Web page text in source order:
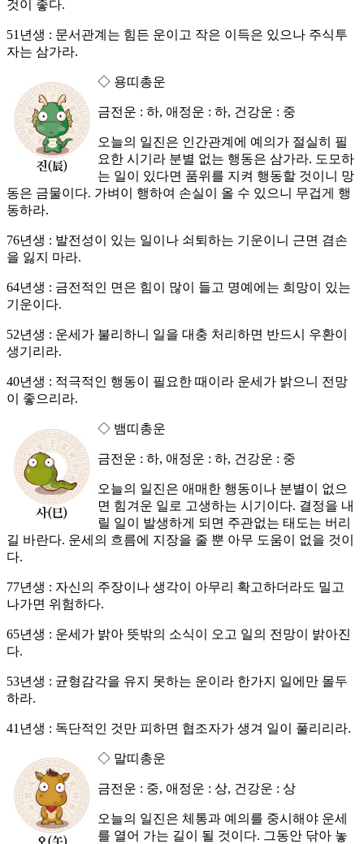
것이 좋다.
51년생 : 문서관계는 힘든 운이고 작은 이득은 있으나 주식투
자는 삼가라.
◇ 용띠총운
금전운 : 하, 애정운 : 하, 건강운 : 중
오늘의 일진은 인간관계에 예의가 절실히 필
요한 시기라 분별 없는 행동은 삼가라. 도모하
는 일이 있다면 품위를 지켜 행동할 것이니 망
동은 금물이다. 가벼이 행하여 손실이 올 수 있으니 무겁게 행
동하라.
76년생 : 발전성이 있는 일이나 쇠퇴하는 기운이니 근면 겸손
을 잃지 마라.
64년생 : 금전적인 면은 힘이 많이 들고 명예에는 희망이 있는
기운이다.
52년생 : 운세가 불리하니 일을 대충 처리하면 반드시 우환이
생기리라.
40년생 : 적극적인 행동이 필요한 때이라 운세가 밝으니 전망
이 좋으리라.
◇ 뱀띠총운
금전운 : 하, 애정운 : 하, 건강운 : 중
오늘의 일진은 애매한 행동이나 분별이 없으
면 힘겨운 일로 고생하는 시기이다. 결정을 내
릴 일이 발생하게 되면 주관없는 태도는 버리
길 바란다. 운세의 흐름에 지장을 줄 뿐 아무 도움이 없을 것이
다.
77년생 : 자신의 주장이나 생각이 아무리 확고하더라도 밀고
나가면 위험하다.
65년생 : 운세가 밝아 뜻밖의 소식이 오고 일의 전망이 밝아진
다.
53년생 : 균형감각을 유지 못하는 운이라 한가지 일에만 몰두
하라.
41년생 : 독단적인 것만 피하면 협조자가 생겨 일이 풀리리라.
◇ 말띠총운
금전운 : 중, 애정운 : 상, 건강운 : 상
오늘의 일진은 체통과 예의를 중시해야 운세
를 열어 가는 길이 될 것이다. 그동안 닦아 놓